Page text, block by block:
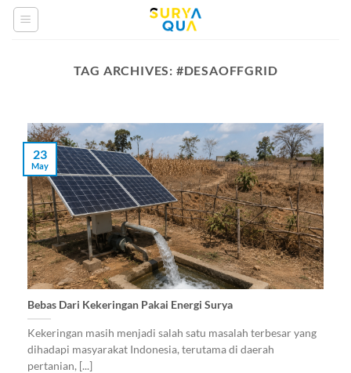
Skip
TAG ARCHIVES: #DESAOFFGRID
Bebas Dari Kekeringan Pakai Energi Surya
Kekeringan masih menjadi salah satu masalah terbesar yang
dihadapi masyarakat Indonesia, terutama di daerah
pertanian, [...]
23
May